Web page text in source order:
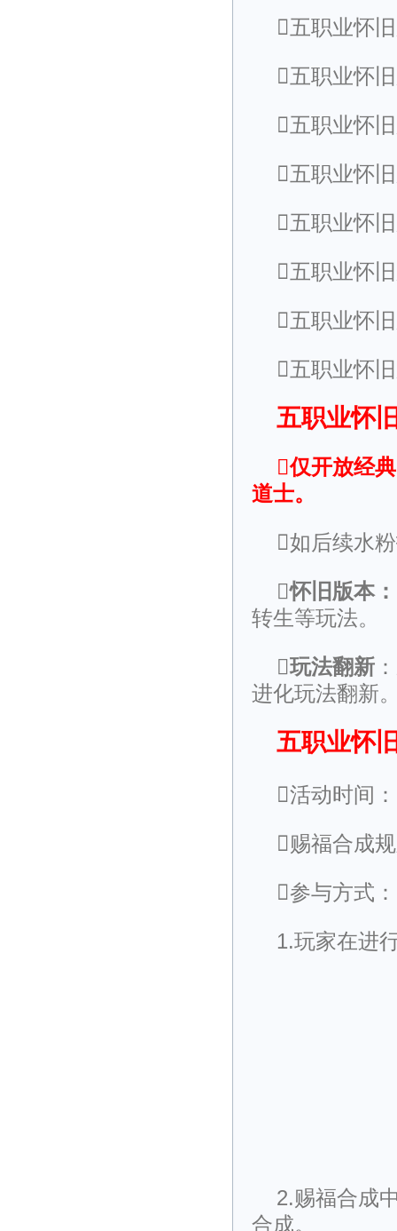
五职业怀
五职业怀
五职业怀
五职业怀
五职业怀
五职业怀
五职业怀
五职业怀
五职业怀
仅开放经
道士。
如后续水
怀旧版本：
转生等玩法。
玩法翻新
进化玩法翻新
五职业怀
活动时间：
赐福合成
参与方式
1.玩家在进
2.赐福合成
合成。